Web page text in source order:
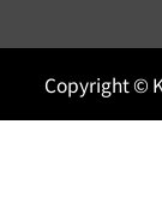
Copyright ©